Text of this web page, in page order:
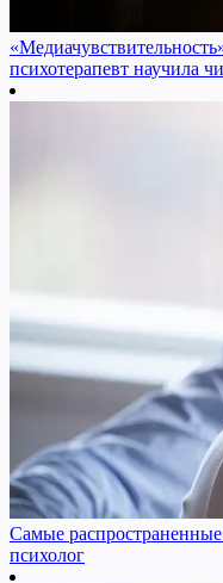
психотерапевт научила
Самые
психолог